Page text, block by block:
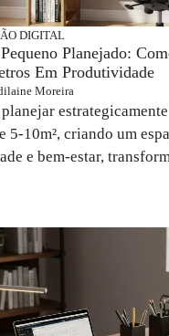
DIGITAL
Planejado:
Em Produtividade
Moreira
5-10m², criando um
e bem-estar,